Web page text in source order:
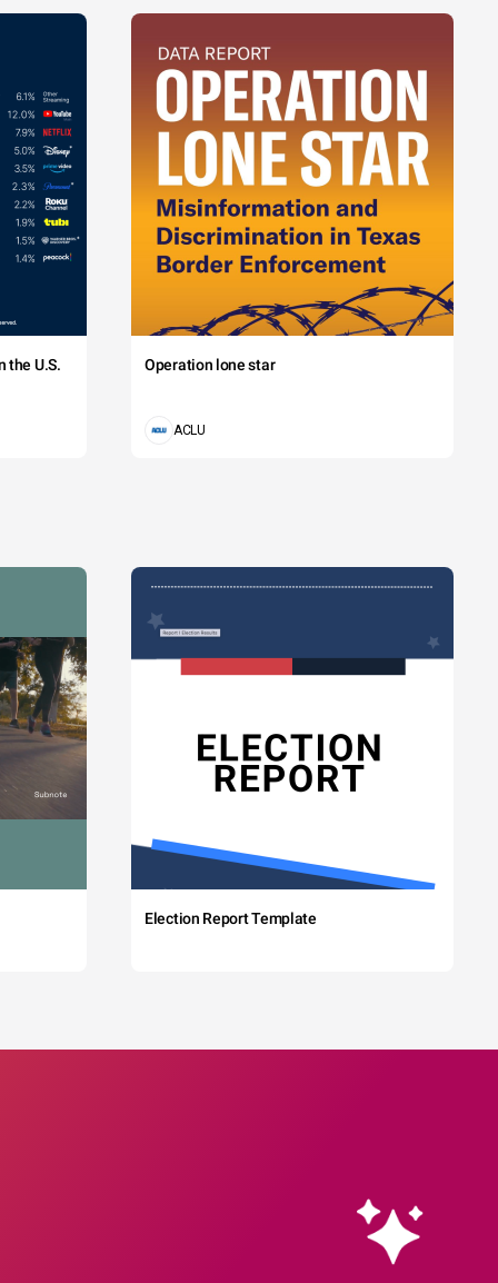
the U.S. Operation lone star
ACLU
Election Report Template